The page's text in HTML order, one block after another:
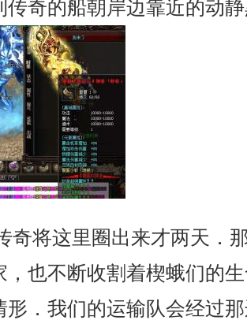
传奇的船朝岸边靠近的动
奇将这里圈出来才两天．
，也不断收割着楔蛾们的
形．我们的运输队会经过